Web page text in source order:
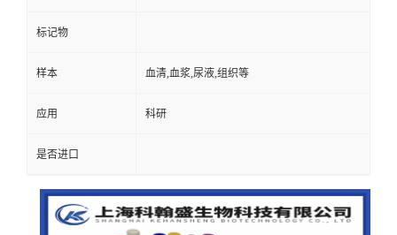
标记物
样本 血清,血浆,尿液,组织等
应用 科研
是否进口